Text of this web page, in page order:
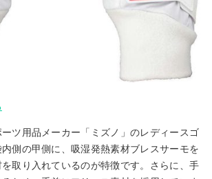
ツ用品メーカー「ミズノ」のレディースゴ
側の甲側に、吸湿発熱素材ブレスサーモを
取り入れているのが特徴です。さらに、手